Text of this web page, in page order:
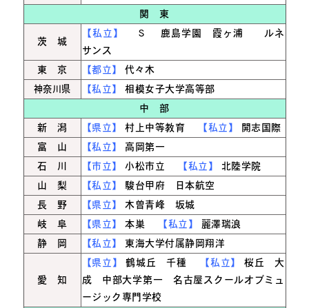
関 東
茨 城
【私立】
Ｓ 鹿島学園 霞ヶ浦 ルネ
サンス
東 京
【都立】
代々木
神奈川県
【私立】
相模女子大学高等部
中 部
新 潟
【県立】 村上中等教育 【私立】
開志国際
富 山
【私立】
高岡第一
石 川
【市立】 小松市立 【私立】
北陸学院
山 梨
【私立】
駿台甲府 日本航空
長 野
【県立】
木曽青峰 坂城
岐 阜
【県立】 本巣 【私立】
麗澤瑞浪
静 岡
【私立】 東海大学付属静岡翔洋
愛 知
【県立】 鶴城丘 千種 【私立】
桜丘 大
成 中部大学第一 名古屋スクールオブミュ
ージック専門学校